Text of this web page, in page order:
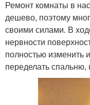
Ремонт комнаты в
дешево, поэтому
своими силами. В
нервности
полностью изменить
переделать